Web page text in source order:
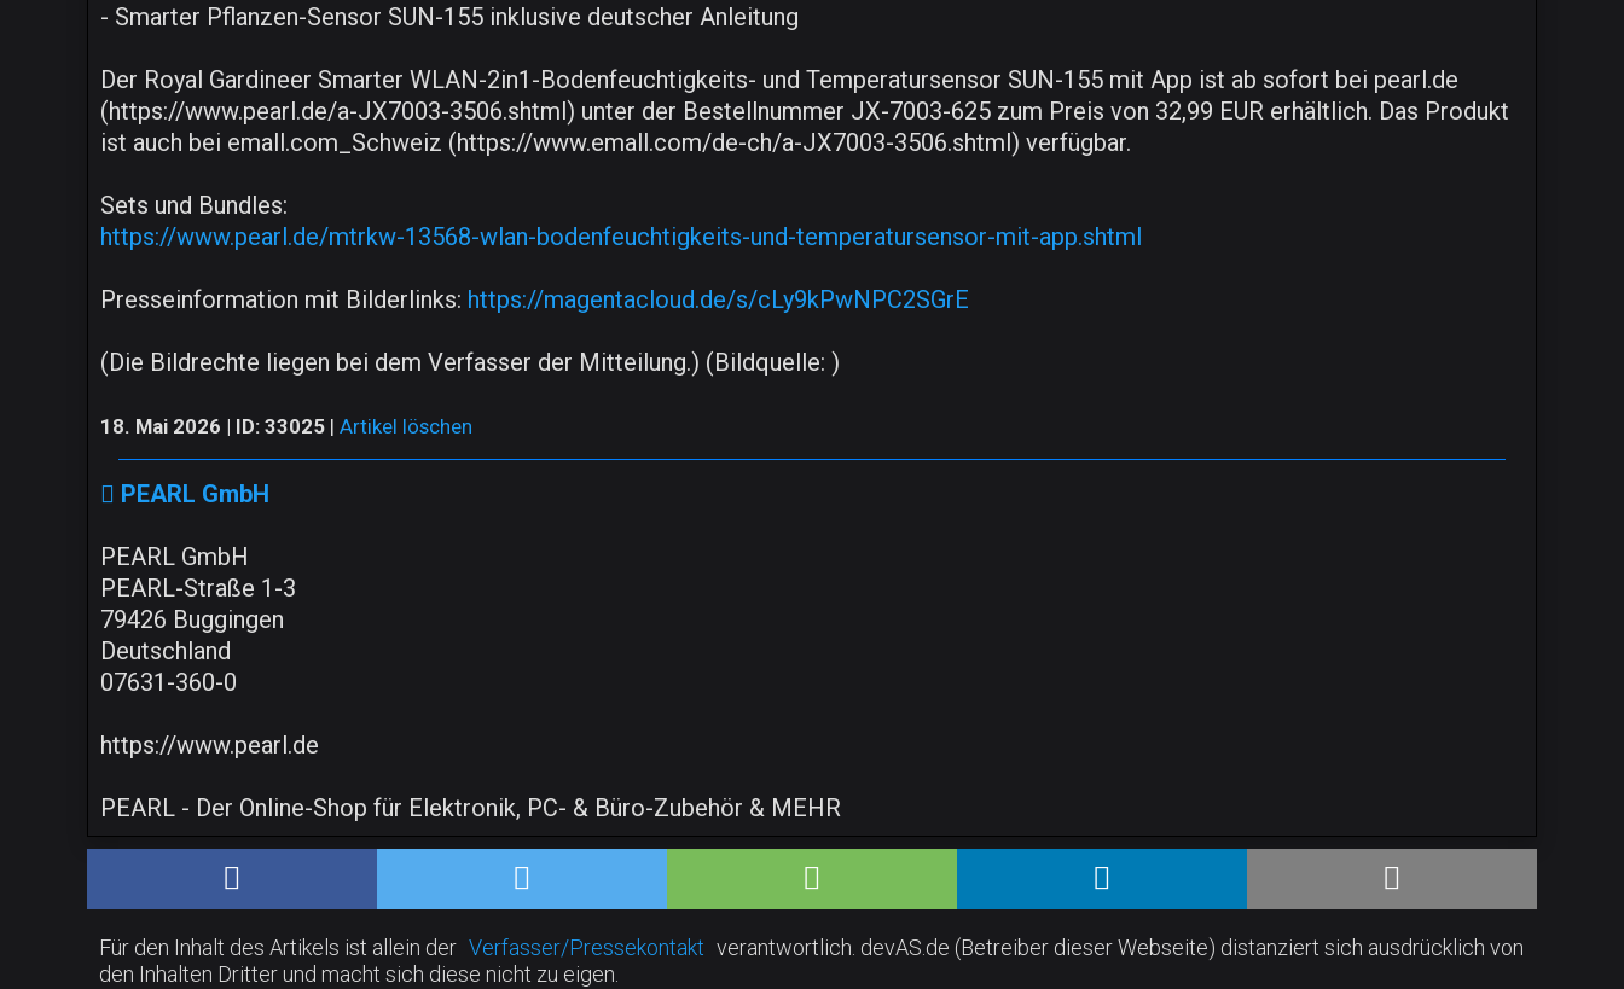
- Smarter Pflanzen-Sensor SUN-155 inklusive deutscher Anleitung
Der Royal Gardineer Smarter WLAN-2in1-Bodenfeuchtigkeits- und Temperatursensor SUN-155 mit App ist ab sofort bei pearl.de
(https://www.pearl.de/a-JX7003-3506.shtml) unter der Bestellnummer JX-7003-625 zum Preis von 32,99 EUR erhältlich. Das Produkt
ist auch bei emall.com_Schweiz (https://www.emall.com/de-ch/a-JX7003-3506.shtml) verfügbar.
Sets und Bundles:
https://www.pearl.de/mtrkw-13568-wlan-bodenfeuchtigkeits-und-temperatursensor-mit-app.shtml
Presseinformation mit Bilderlinks: https://magentacloud.de/s/cLy9kPwNPC2SGrE
(Die Bildrechte liegen bei dem Verfasser der Mitteilung.) (Bildquelle: )
18. Mai 2026 | ID: 33025 Artikel löschen
PEARL GmbH
PEARL GmbH
PEARL-Straße 1-3
79426 Buggingen
Deutschland
07631-360-0
https://www.pearl.de
PEARL - Der Online-Shop für Elektronik, PC- & Büro-Zubehör & MEHR
Für den Inhalt des Artikels ist allein der Verfasser/Pressekontakt verantwortlich. devAS.de (Betreiber dieser Webseite) distanziert sich ausdrücklich von
den Inhalten Dritter und macht sich diese nicht zu eigen.